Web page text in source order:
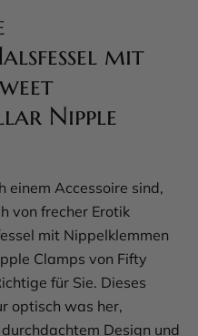
mit
Nipple
einem Accessoire sind,
von frecher Erotik
mit Nippelklemmen
Clamps von Fifty
für Sie. Dieses
optisch was her,
Design und